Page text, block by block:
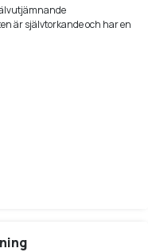
är självtorkande och har en